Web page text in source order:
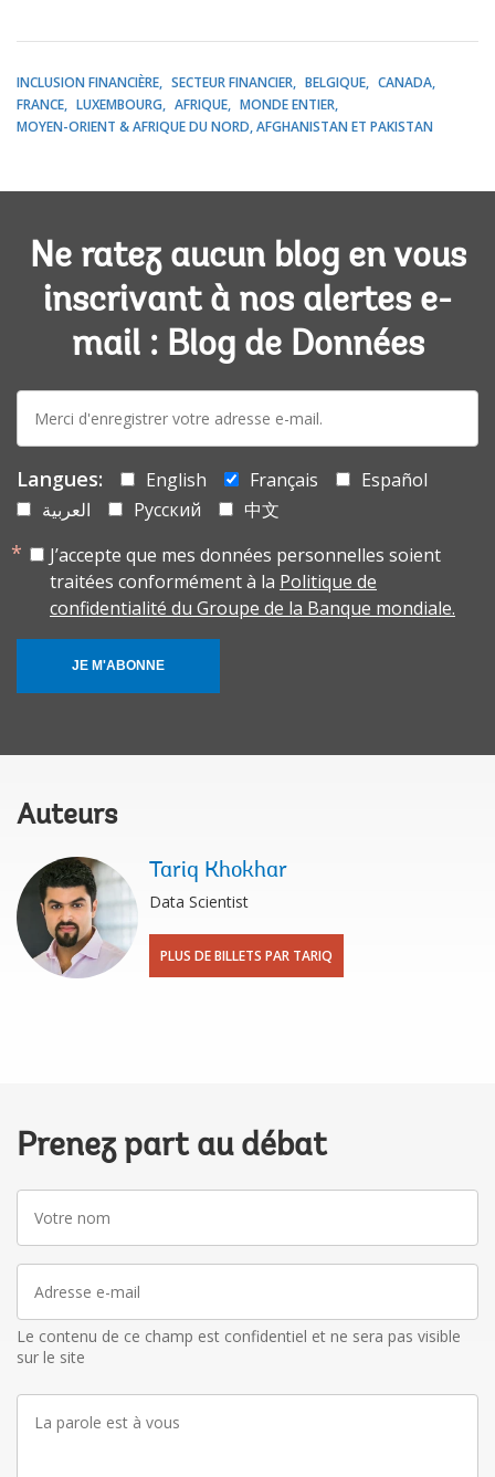
INCLUSION FINANCIÈRE SECTEUR FINANCIER BELGIQUE
CANADA
FRANCE
LUXEMBOURG AFRIQUE
MONDE ENTIER
MOYEN-ORIENT & AFRIQUE DU NORD, AFGHANISTAN ET PAKISTAN
Ne ratez aucun blog en vous
inscrivant à nos alertes e-
mail : Blog de Données
mail:
Langues: English Français
Español
العربية
Русский
中文
J’accepte que mes données personnelles soient
traitées conformément à la Politique de
confidentialité du Groupe de la Banque mondiale.
JE M'ABONNE
Auteurs
Tariq Khokhar
Data Scientist
PLUS DE BILLETS PAR TARIQ
Prenez part au débat
nom
mail
Le contenu de ce champ est confidentiel et ne sera pas visible
sur le site
parole